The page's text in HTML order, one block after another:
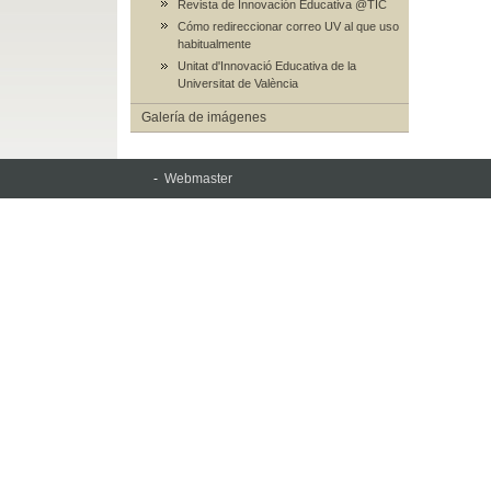
Revista de Innovación Educativa @TIC
Cómo redireccionar correo UV al que uso
habitualmente
Unitat d'Innovació Educativa de la
Universitat de València
Galería de imágenes
- Webmaster